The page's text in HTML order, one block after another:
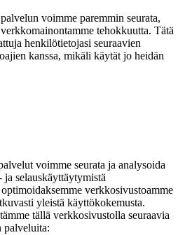
voimme paremmin seurata,
tehokkuutta. Tätä
henkilötietojasi seuraavien
kanssa, mikäli käytät jo heidän
voimme seurata ja analysoida
selauskäyttäytymistä
verkkosivustoamme
yleistä käyttökokemusta.
tällä verkkosivustolla seuraavia
palveluita: